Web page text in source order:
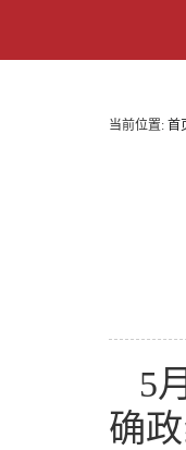
当前位置: 首
5
确